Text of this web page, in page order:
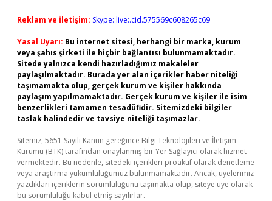
Reklam ve İletişim: Skype: live:.cid.575569c608265c69
Yasal Uyarı: Bu internet sitesi, herhangi bir marka, kurum
veya şahıs şirketi ile hiçbir bağlantısı bulunmamaktadır.
Sitede yalnızca kendi hazırladığımız makaleler
paylaşılmaktadır. Burada yer alan içerikler haber niteliği
taşımamakta olup, gerçek kurum ve kişiler hakkında
paylaşım yapılmamaktadır. Gerçek kurum ve kişiler ile isim
benzerlikleri tamamen tesadüfidir. Sitemizdeki bilgiler
taslak halindedir ve tavsiye niteliği taşımazlar.
Sitemiz, 5651 Sayılı Kanun gereğince Bilgi Teknolojileri ve İletişim
Kurumu (BTK) tarafından onaylanmış bir Yer Sağlayıcı olarak hizmet
vermektedir. Bu nedenle, sitedeki içerikleri proaktif olarak denetleme
veya araştırma yükümlülüğümüz bulunmamaktadır. Ancak, üyelerimiz
yazdıkları içeriklerin sorumluluğunu taşımakta olup, siteye üye olarak
bu sorumluluğu kabul etmiş sayılırlar.